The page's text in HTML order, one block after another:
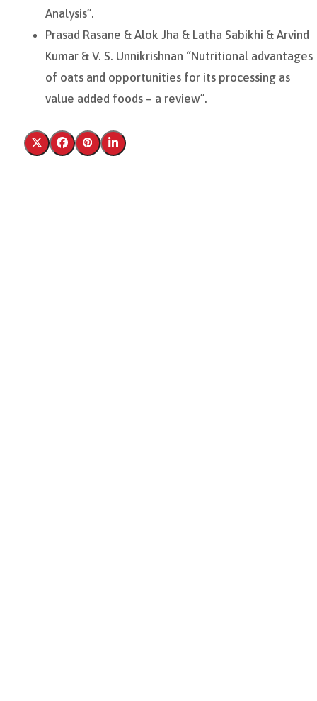
Analysis”.
Prasad Rasane & Alok Jha & Latha Sabikhi & Arvind
Kumar & V. S. Unnikrishnan “Nutritional advantages
of oats and opportunities for its processing as
value added foods – a review”.